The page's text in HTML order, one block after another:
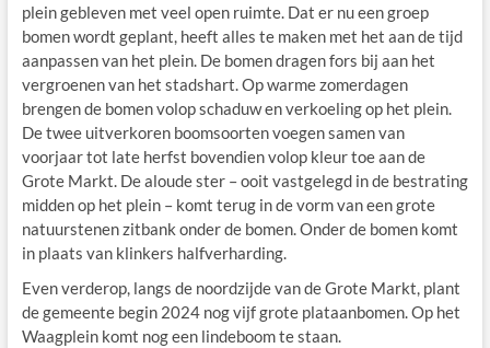
plein gebleven met veel open ruimte. Dat er nu een groep
bomen wordt geplant, heeft alles te maken met het aan de tijd
aanpassen van het plein. De bomen dragen fors bij aan het
vergroenen van het stadshart. Op warme zomerdagen
brengen de bomen volop schaduw en verkoeling op het plein.
De twee uitverkoren boomsoorten voegen samen van
voorjaar tot late herfst bovendien volop kleur toe aan de
Grote Markt. De aloude ster – ooit vastgelegd in de bestrating
midden op het plein – komt terug in de vorm van een grote
natuurstenen zitbank onder de bomen. Onder de bomen komt
in plaats van klinkers halfverharding.
Even verderop, langs de noordzijde van de Grote Markt, plant
de gemeente begin 2024 nog vijf grote plataanbomen. Op het
Waagplein komt nog een lindeboom te staan.